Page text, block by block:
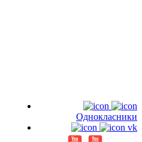
Однокласники
vk